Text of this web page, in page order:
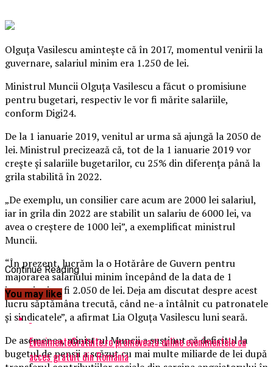
Olguţa Vasilescu aminteşte că în 2017, momentul venirii la
guvernare, salariul minim era 1.250 de lei.
Ministrul Muncii Olguţa Vasilescu a făcut o promisiune
pentru bugetari, respectiv le vor fi mărite salariile,
conform Digi24.
De la 1 ianuarie 2019, venitul ar urma să ajungă la 2050 de
lei. Ministrul precizează că, tot de la 1 ianuarie 2019 vor
creşte şi salariile bugetarilor, cu 25% din diferenţa până la
grila stabilită în 2022.
„De exemplu, un consilier care acum are 2000 lei salariul,
iar in grila din 2022 are stabilit un salariu de 6000 lei, va
avea o creştere de 1000 lei”, a exemplificat ministrul
Muncii.
“În prezent, lucrăm la o Hotărâre de Guvern pentru
majorarea salariului minim începând de la data de 1
ianuarie şi va fi 2.050 de lei. Deja am discutat despre acest
lucru săptămâna trecută, când ne-a întâlnit cu patronatele
şi sindicatele”, a afirmat Lia Olguţa Vasilescu luni seară.
De asemenea, ministrul Muncii a susţinut că deficitul la
bugetul de pensii a scăzut cu mai multe miliarde de lei după
Continue Reading
You may like
EvenimenteGratuite.ro promovează online evenimentele cu
acces gratuit din România